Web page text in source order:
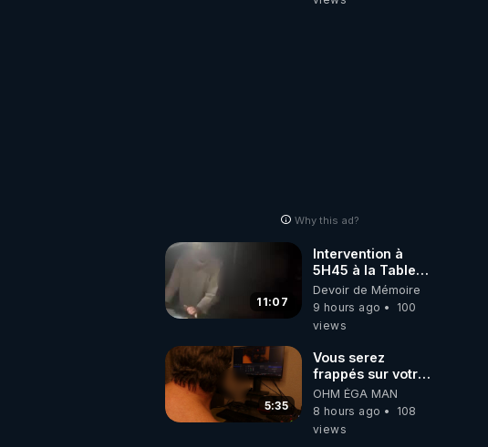
Why this ad?
11:07
Intervention à
5H45 à la Table
de Gaya, chez
Kyria et Manu.
6/08/2026
Devoir de Mémoire
9 hours ago
100
views
5:35
Vous serez
frappés sur votre
sol européens par
la faute des
dirigeants qui
OHM ÉGA MAN
8 hours ago
108
views